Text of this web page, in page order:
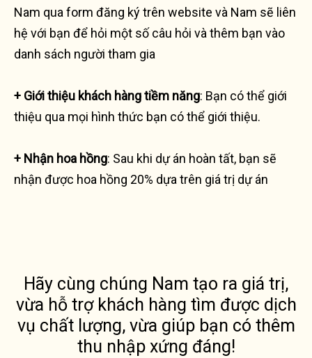
Nam qua form đăng ký trên website và Nam sẽ liên
hệ với bạn để hỏi một số câu hỏi và thêm bạn vào
danh sách người tham gia
+ Giới thiệu khách hàng tiềm năng: Bạn có thể giới
thiệu qua mọi hình thức bạn có thể giới thiệu.
+ Nhận hoa hồng: Sau khi dự án hoàn tất, bạn sẽ
nhận được hoa hồng 20% dựa trên giá trị dự án
Hãy cùng chúng Nam tạo ra giá trị,
vừa hỗ trợ khách hàng tìm được dịch
vụ chất lượng, vừa giúp bạn có thêm
thu nhập xứng đáng!